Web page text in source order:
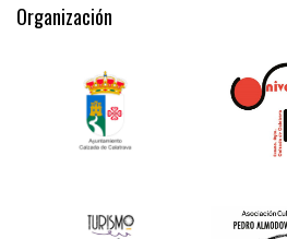
Organización